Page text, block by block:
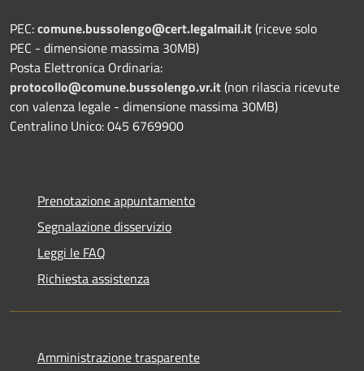
PEC:comune.bussolengo@cert.legalmail.it(riceve solo
PEC - dimensione massima 30MB)
Posta Elettronica Ordinaria:
protocollo@comune.bussolengo.vr.it(non rilascia ricevute
con valenza legale - dimensione massima 30MB)
Centralino Unico: 045 6769900
Prenotazione appuntamento
Segnalazione disservizio
Leggi le FAQ
Richiesta assistenza
Amministrazione trasparente